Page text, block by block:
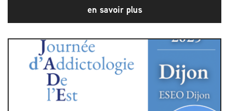
en savoir plus